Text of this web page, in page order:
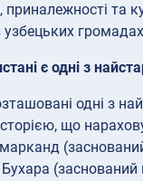
приналежності та
є одні з
одні з
що
Бухара